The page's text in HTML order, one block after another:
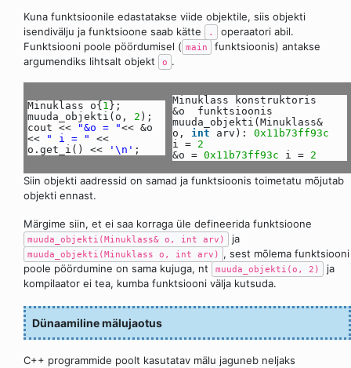
Kuna funktsioonile edastatakse viide objektile, siis objekti
isendivälju ja funktsioone saab kätte
.
operaatori abil.
Funktsiooni poole pöördumisel ( main
funktsioonis) antakse
argumendiks lihtsalt objekt
o .
Minuklass o{ 1 };
muuda_objekti(o, 2 );
cout <<
"&o = "<< &o
<<
" i = "
<<
o.get_i() <<
'\n' ;
Minuklass konstruktoris
&o funktsioonis
muuda_objekti(Minuklass&
o, int arv): 0x11b73ff93c
i = 2
&o = 0x11b73ff93c i = 2
Siin objekti aadressid on samad ja funktsioonis toimetatu mõjutab
objekti ennast.
Märgime siin, et ei saa korraga üle defineerida funktsioone
muuda_objekti(Minuklass& o, int arv) ja
muuda_objekti(Minuklass o, int arv) , sest mõlema funktsiooni
poole pöördumine on sama kujuga, nt
muuda_objekti(o, 2)
ja
kompilaator ei tea, kumba funktsiooni välja kutsuda.
Dünaamiline mälujaotus
C++ programmide poolt kasutatav mälu jaguneb neljaks